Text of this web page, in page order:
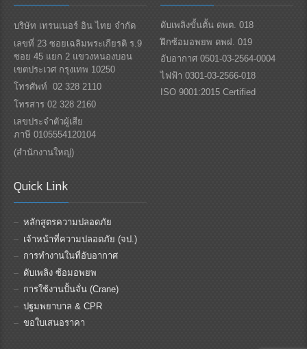
บริษัท เทรนเนอร์ อิน ไทย จำกัด
เลขที่ 23 ซอยเฉลิมพระเกียรติ ร.9
ซอย 45 แยก 2 แขวงหนองบอน
เขตประเวศ กรุงเทพ 10250
โทรศัพท์ 02 328 2110
โทรสาร 02 328 2160
เลขประจำตัวผู้เสีย
ภาษี 0105554120104
(สำนักงานใหญ่)
ดับเพลิงขั้นตั้น ดพต. 018
ฝึกซ้อมอพยพ ดพฝ. 019
อับอากาศ 0501-03-2564-0004
ไฟฟ้า 0301-03-2566-018
ISO 9001:2015 Certified
Quick Link
หลักสูตรความปลอดภัย
เจ้าหน้าที่ความปลอดภัย (จป.)
การทำงานในที่อับอากาศ
ดับเพลิง ซ้อมอพยพ
การใช้งานปั้นจั่น (Crane)
ปฐมพยาบาล & CPR
ขอใบเสนอราคา